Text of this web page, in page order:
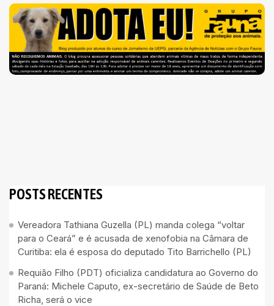
POSTS RECENTES
Vereadora Tathiana Guzella (PL) manda colega “voltar
para o Ceará” e é acusada de xenofobia na Câmara de
Curitiba: ela é esposa do deputado Tito Barrichello (PL)
Requião Filho (PDT) oficializa candidatura ao Governo do
Paraná: Michele Caputo, ex-secretário de Saúde de Beto
Richa, será o vice